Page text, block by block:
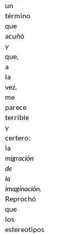
un
término
que
acuñó
y
que,
a
la
vez,
me
parece
terrible
y
certero:
la
migración
de
la
imaginación.
Reprochó
que
los
estereotipos